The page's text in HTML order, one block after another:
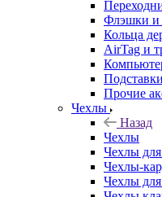
Флэшки и
Кольца
AirTag и
Подставки
Прочие
Чехлы
Назад
Чехлы
Чехлы
Чехлы-
Чехлы